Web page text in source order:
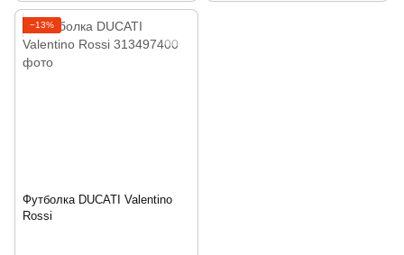
−13%
Футболка DUCATI Valentino
Rossi